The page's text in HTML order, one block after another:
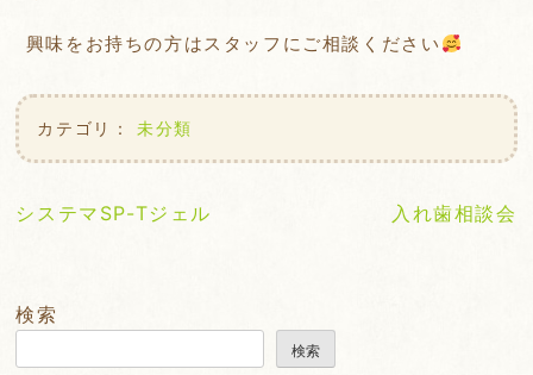
興味をお持ちの方はスタッフにご相談ください
カテゴリ：未分類
投
ビ
ゲ
ー
システマSP-Tジェル 入れ歯相談会
検索
検索